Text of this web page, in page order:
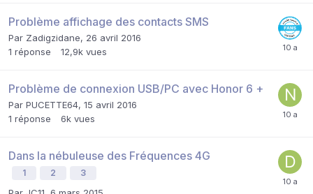
Problème affichage des contacts SMS
Par Zadigzidane, 26 avril 2016
1 réponse 12,9k vues
Problème de connexion USB/PC avec Honor 6 +
Par PUCETTE64, 15 avril 2016
1 réponse 6k vues
Dans la nébuleuse des Fréquences 4G
1 2 3